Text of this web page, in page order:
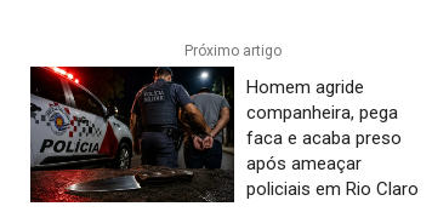
Próximo artigo
Homem agride
companheira, pega
faca e acaba preso
após ameaçar
policiais em Rio Claro